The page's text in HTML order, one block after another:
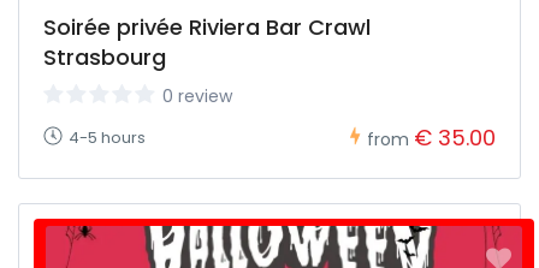
Soirée privée Riviera Bar Crawl
Strasbourg
0 review
4-5 hours from € 35.00